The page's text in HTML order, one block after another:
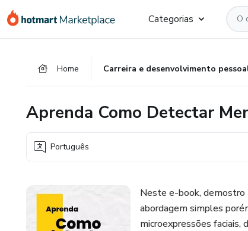
para
para
para
Categorias
Home Carreira e desenvolvimento
Aprenda Como Detectar
Português
Neste e-book, demostro
abordagem simples
microexpressões